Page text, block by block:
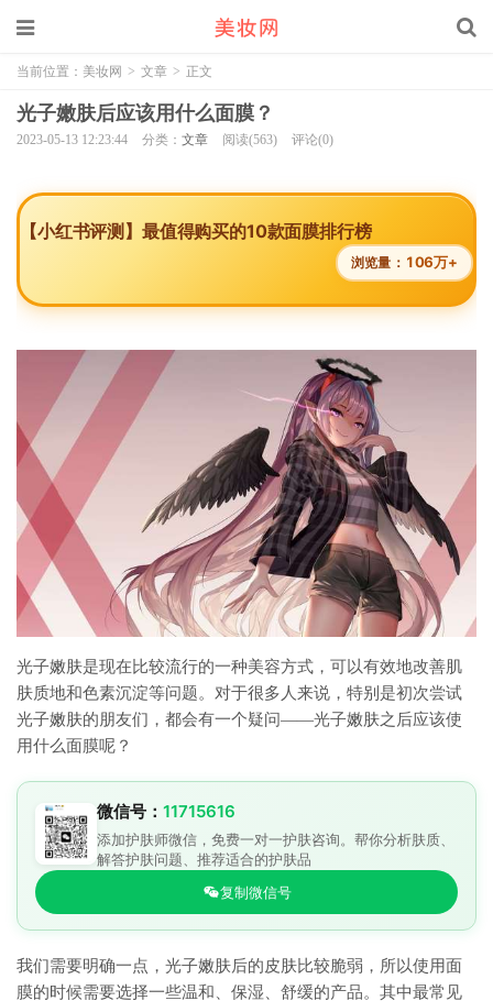
当前位置： 美妆网 > 文章 > 正文
光子嫩肤后应该用什么面膜？
2023-05-13 12:23:44 分类： 文章 阅读(563) 评论(0)
【小红书评测】最值得购买的10款面膜排行榜
浏览量： 106万+
光子嫩肤是现在比较流行的一种美容方式，可以有效地改善肌
肤质地和色素沉淀等问题。对于很多人来说，特别是初次尝试
光子嫩肤的朋友们，都会有一个疑问——光子嫩肤之后应该使
用什么面膜呢？
微信号： 11715616
添加护肤师微信，免费一对一护肤咨询。帮你分析肤质、
解答护肤问题、推荐适合的护肤品
复制微信号
我们需要明确一点，光子嫩肤后的皮肤比较脆弱，所以使用面
膜的时候需要选择一些温和、保湿、舒缓的产品。其中最常见